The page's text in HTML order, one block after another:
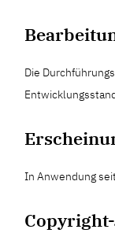
Die
In Anwendung